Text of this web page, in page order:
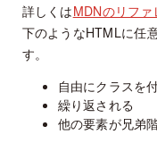
詳しくはMDNのリファ
下のようなHTMLに任
す。
自由にクラスを
繰り返される
他の要素が兄弟